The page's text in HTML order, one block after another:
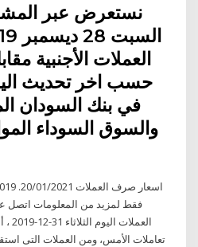
نستعرض عبر
العملات الأجنبية
حسب اخر تحديث
في بنك السودان
والسوق السوداء
تعاملات الأمس، ومن العملات التى